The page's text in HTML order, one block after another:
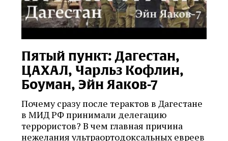
Пятый пункт: Дагестан,
ЦАХАЛ, Чарльз Кофлин,
Боуман, Эйн Яаков-7
Почему сразу после терактов в Дагестане
в МИД РФ принимали делегацию
террористов? В чем главная причина
нежелания ультраортодоксальных евреев